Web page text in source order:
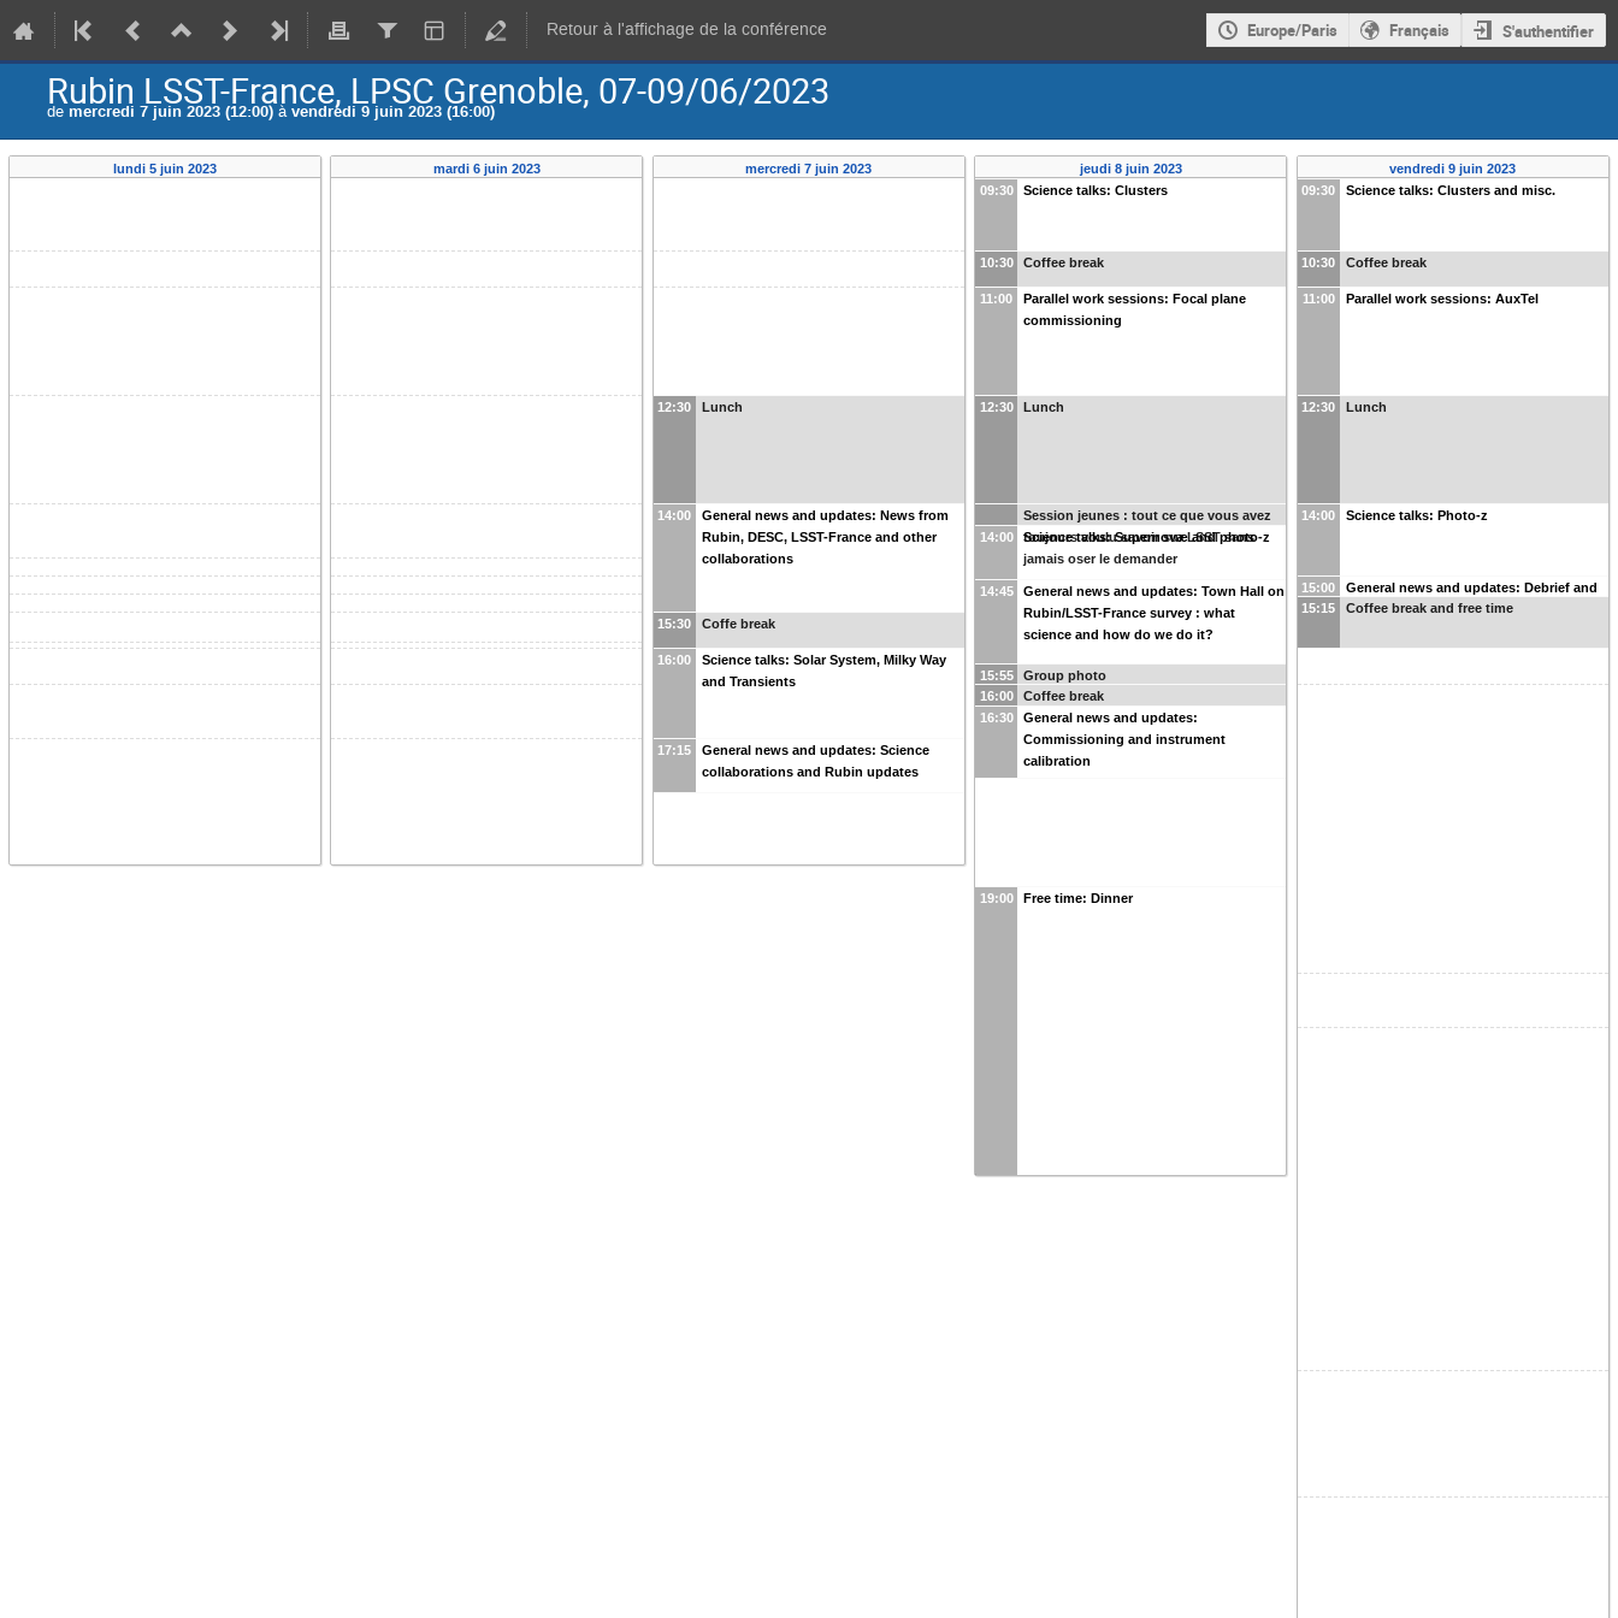
Retour à l'affichage de la conférence Europe/Paris Français S'authentifier
Rubin LSST-France, LPSC Grenoble, 07-09/06/2023
de mercredi 7 juin 2023 (12:00) àvendredi 9 juin 2023 (16:00)
lundi 5 juin 2023 mardi 6 juin 2023 mercredi 7 juin 2023
12:30 Lunch
14:00
General news and updates: News from
Rubin, DESC, LSST-France and other
collaborations
15:30 Coffe break
16:00
Science talks: Solar System, Milky Way
and Transients
17:15
General news and updates: Science
collaborations and Rubin updates
jeudi 8 juin 2023
09:30
Science talks: Clusters
10:30 Coffee break
11:00
Parallel work sessions: Focal plane
commissioning
12:30 Lunch
Session jeunes : tout ce que vous avez
toujours voulu savoir sur LSST sans
jamais oser le demander
14:00 Science talks: Supernovæ and photo-z
14:45
General news and updates: Town Hall on
Rubin/LSST-France survey : what
science and how do we do it?
15:55
Group photo
16:00
Coffee break
16:30
General news and updates:
Commissioning and instrument
calibration
19:00 Free time: Dinner
vendredi 9 juin 2023
09:30
Science talks: Clusters and misc.
10:30 Coffee break
11:00 Parallel work sessions: AuxTel
12:30 Lunch
14:00 Science talks: Photo-z
15:00
General news and updates: Debrief and
good bye!
15:15 Coffee break and free time